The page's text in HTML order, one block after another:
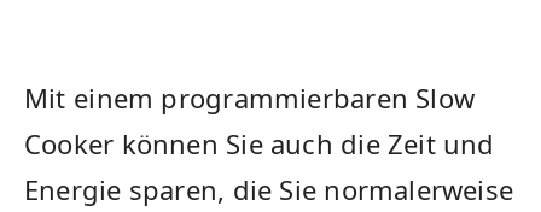
Mit⁤ einem programmierbaren Slow
Cooker können Sie auch die Zeit und​
Energie ​sparen, die Sie normalerweise